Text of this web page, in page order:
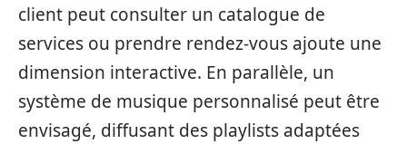
client peut consulter un catalogue de
services ou prendre rendez-vous ajoute une
dimension interactive. En parallèle, un
système de musique personnalisé peut être
envisagé, diffusant des playlists adaptées